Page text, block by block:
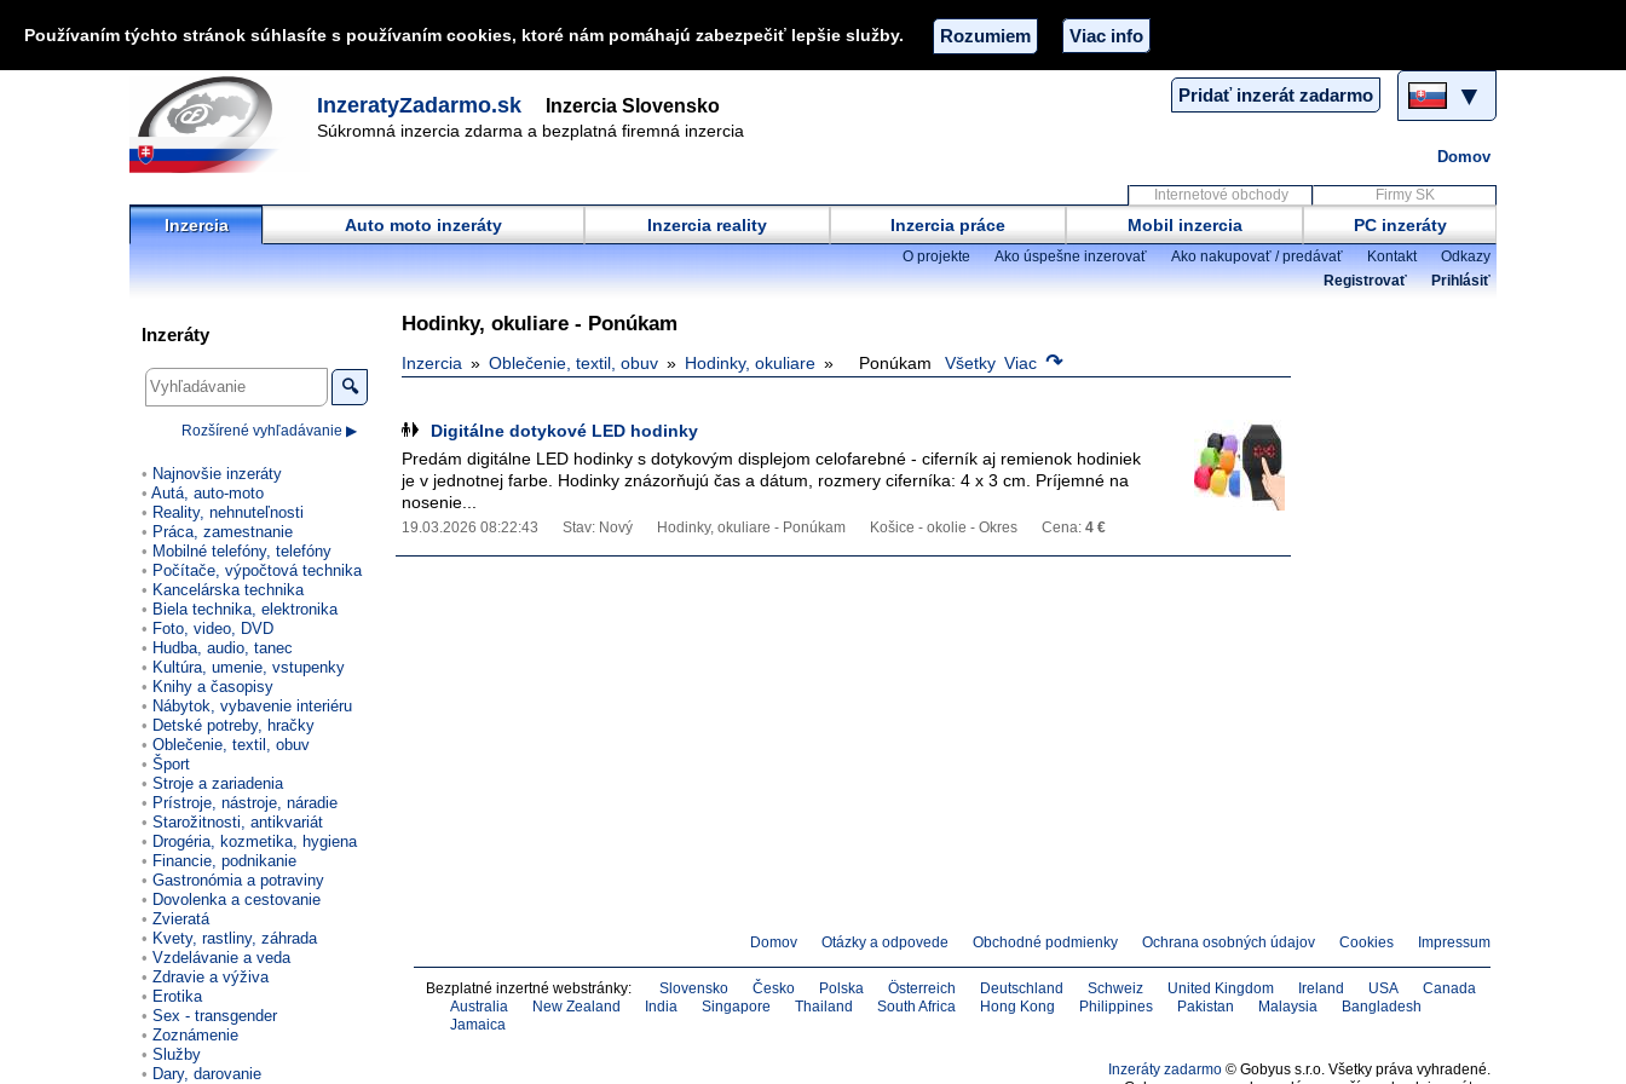
Používaním týchto stránok súhlasíte s používaním cookies, ktoré nám pomáhajú zabezpečiť lepšie služby. Rozumiem Viac info
Pridať inzerát zadarmo ▼
InzeratyZadarmo.sk Inzercia Slovensko
Súkromná inzercia zdarma a bezplatná firemná inzercia
Domov
Internetové obchody Firmy SK
Inzercia Auto moto inzeráty Inzercia reality Inzercia práce Mobil inzercia PC inzeráty
O projekte Ako úspešne inzerovať Ako nakupovať / predávať Kontakt
Odkazy
Registrovať
Prihlásiť
Hodinky, okuliare - Ponúkam
Inzercia Oblečenie, textil, obuv Hodinky, okuliare Ponúkam Všetky Viac ↷
Digitálne dotykové LED hodinky
Predám digitálne LED hodinky s dotykovým displejom celofarebné - ciferník aj remienok hodiniek
je v jednotnej farbe. Hodinky znázorňujú čas a dátum, rozmery ciferníka: 4 x 3 cm. Príjemné na
nosenie...
19.03.2026 08:22:43 Stav: Nový Hodinky, okuliare - Ponúkam Košice - okolie - Okres Cena: 4 €
Inzeráty
🔍
Rozšírené vyhľadávanie ▶
Najnovšie inzeráty
Autá, auto-moto
Reality, nehnuteľnosti
Práca, zamestnanie
Mobilné telefóny, telefóny
Počítače, výpočtová technika
Kancelárska technika
Biela technika, elektronika
Foto, video, DVD
Hudba, audio, tanec
Kultúra, umenie, vstupenky
Knihy a časopisy
Nábytok, vybavenie interiéru
Detské potreby, hračky
Oblečenie, textil, obuv
Šport
Stroje a zariadenia
Prístroje, nástroje, náradie
Starožitnosti, antikvariát
Drogéria, kozmetika, hygiena
Financie, podnikanie
Gastronómia a potraviny
Dovolenka a cestovanie
Zvieratá
Kvety, rastliny, záhrada
Vzdelávanie a veda
Zdravie a výživa
Erotika
Sex - transgender
Zoznámenie
Služby
Dary, darovanie
Domov Otázky a odpovede Obchodné podmienky Ochrana osobných údajov Cookies Impressum
Bezplatné inzertné webstránky: Slovensko Česko Polska Österreich Deutschland Schweiz United Kingdom Ireland USA
Canada
Australia
New Zealand India Singapore Thailand South Africa Hong Kong Philippines Pakistan Malaysia
Bangladesh
Jamaica
Inzeráty zadarmo © Gobyus s.r.o. Všetky práva vyhradené.